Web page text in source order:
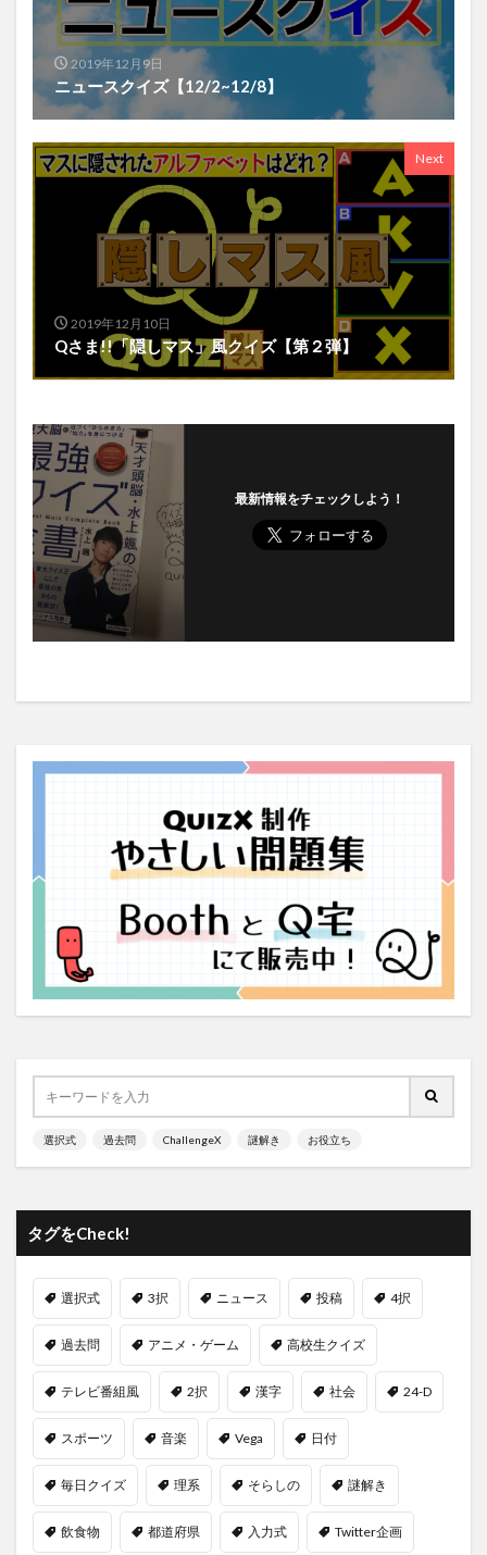
2019年12月9日
ニュースクイズ【12/2~12/8】
Next
2019年12月10日
Qさま!!「隠しマス」風クイズ【第２弾】
最新情報をチェックしよう！
選択式 過去問 ChallengeX 謎解き お役立ち
タグをCheck!
選択式 3択 ニュース 投稿 4択
過去問 アニメ・ゲーム 高校生クイズ
テレビ番組風 2択 漢字 社会 24-D
スポーツ 音楽 Vega 日付
毎日クイズ 理系 そらしの 謎解き
飲食物 都道府県 入力式 Twitter企画